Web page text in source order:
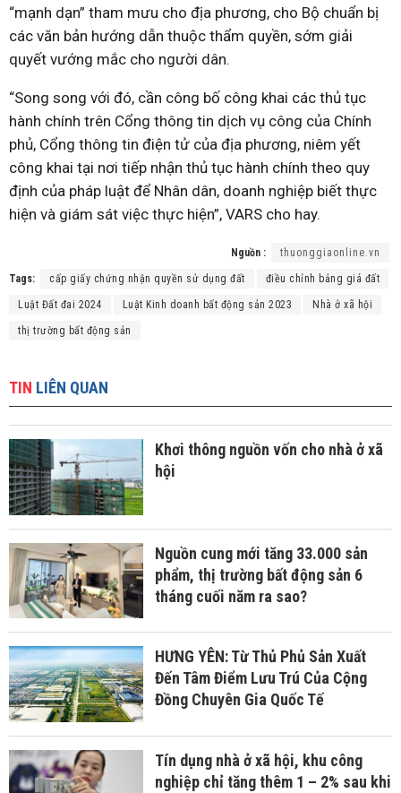
“mạnh dạn” tham mưu cho địa phương, cho Bộ chuẩn bị
các văn bản hướng dẫn thuộc thẩm quyền, sớm giải
quyết vướng mắc cho người dân.
“Song song với đó, cần công bố công khai các thủ tục
hành chính trên Cổng thông tin dịch vụ công của Chính
phủ, Cổng thông tin điện tử của địa phương, niêm yết
công khai tại nơi tiếp nhận thủ tục hành chính theo quy
định của pháp luật để Nhân dân, doanh nghiệp biết thực
hiện và giám sát việc thực hiện”, VARS cho hay.
Nguồn : thuonggiaonline.vn
Tags: cấp giấy chứng nhận quyền sử dụng đất điều chỉnh bảng giá đất
Luật Đất đai 2024 Luật Kinh doanh bất động sản 2023 Nhà ở xã hội
thị trường bất động sản
TIN LIÊN QUAN
Khơi thông nguồn vốn cho nhà ở xã
hội
Nguồn cung mới tăng 33.000 sản
phẩm, thị trường bất động sản 6
tháng cuối năm ra sao?
HƯNG YÊN: Từ Thủ Phủ Sản Xuất
Đến Tâm Điểm Lưu Trú Của Cộng
Đồng Chuyên Gia Quốc Tế
Tín dụng nhà ở xã hội, khu công
nghiệp chỉ tăng thêm 1 – 2% sau khi